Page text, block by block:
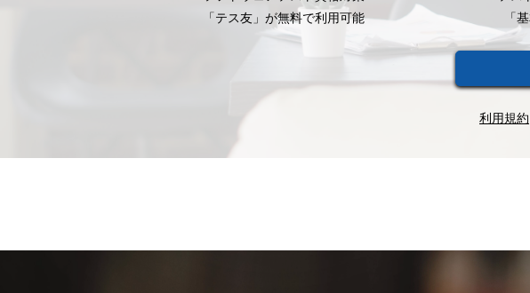
「テス友」が無料で利用可能
「
利用規約